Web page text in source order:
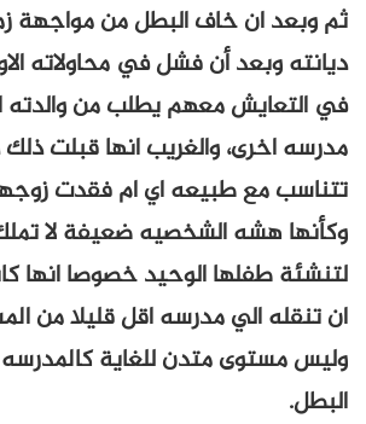
ثم وبعد ان خاف البطل من مواجهة
ديانته وبعد أن فشل في محاولاته
في التعايش معهم يطلب من والدته
مدرسه اخرى، والغريب انها قبلت
تتناسب مع طبيعه اي ام فقدت
وكأنها هشه الشخصيه ضعيفة لا
لتنشئة طفلها الوحيد خصوصا انها
ان تنقله الي مدرسه اقل قليلا من
وليس مستوى متدن للغاية
البطل.